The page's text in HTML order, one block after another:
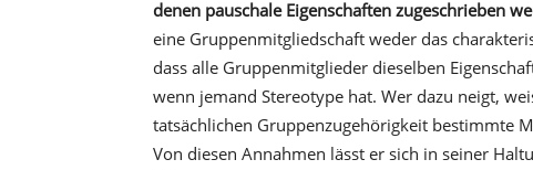
denen pauschale Eigenschaften zugeschrieben
eine Gruppenmitgliedschaft weder das
dass alle Gruppenmitglieder dieselben
wenn jemand Stereotype hat. Wer dazu neigt,
tatsächlichen Gruppenzugehörigkeit bestimmte
Von diesen Annahmen lässt er sich in seiner